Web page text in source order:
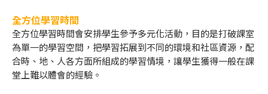
全方位學習時間
全方位學習時間會安排學生參予多元化活動，目的是打破課室
為單一的學習空間，把學習拓展到不同的環境和社區資源，配
合時、地、人各方面所組成的學習情境，讓學生獲得一般在課
堂上難以體會的經驗。